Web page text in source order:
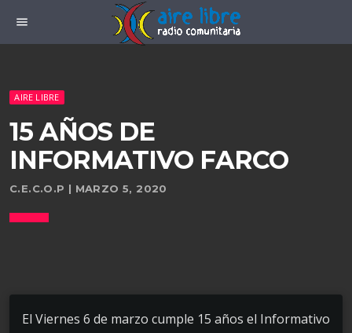
menu
AIRE LIBRE
15 AÑOS DE
INFORMATIVO FARCO
C.E.C.O.P | MARZO 5, 2020
El Viernes 6 de marzo cumple 15 años el Informativo